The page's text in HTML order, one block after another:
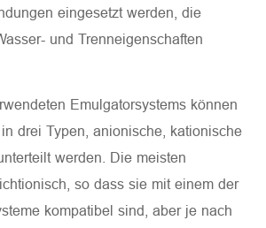
eingesetzt werden, die
und Trenneigenschaften
Emulgatorsystems können
drei Typen, anionische, kationische
werden. Die meisten
so dass sie mit einem der
kompatibel sind, aber je nach